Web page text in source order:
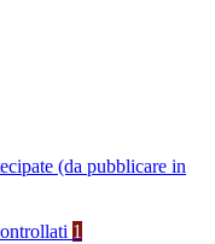
(da pubblicare in
1